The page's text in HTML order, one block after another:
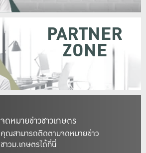
จดหมายข่าวชาวเกษตร
คุณสามารถติดตามจดหมายข่าว
ชาวม.เกษตรได้ที่นี่
PARTNER
ZONE